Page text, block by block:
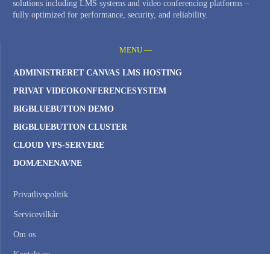
solutions including LMS systems and video conferencing platforms –
fully optimized for performance, security, and reliability.
MENU —
ADMINISTRERET CANVAS LMS HOSTING
PRIVAT VIDEOKONFERENCESYSTEM
BIGBLUEBUTTON DEMO
BIGBLUEBUTTON CLUSTER
CLOUD VPS-SERVERE
DOMÆNENAVNE
Privatlivspolitik
Servicevilkår
Om os